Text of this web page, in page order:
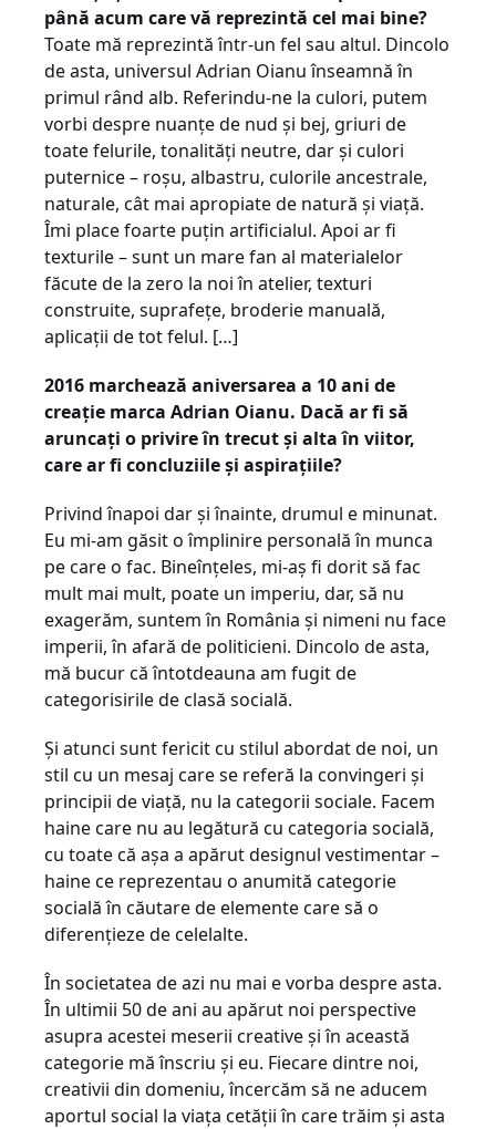
până acum care vă reprezintă cel mai bine?
Toate mă reprezintă într-un fel sau altul. Dincolo
de asta, universul Adrian Oianu înseamnă în
primul rând alb. Referindu-ne la culori, putem
vorbi despre nuanțe de nud și bej, griuri de
toate felurile, tonalități neutre, dar și culori
puternice – roșu, albastru, culorile ancestrale,
naturale, cât mai apropiate de natură și viață.
Îmi place foarte puțin artificialul. Apoi ar fi
texturile – sunt un mare fan al materialelor
făcute de la zero la noi în atelier, texturi
construite, suprafețe, broderie manuală,
aplicații de tot felul. […]
2016 marchează aniversarea a 10 ani de
creație marca Adrian Oianu. Dacă ar fi să
aruncați o privire în trecut și alta în viitor,
care ar fi concluziile și aspirațiile?
Privind înapoi dar și înainte, drumul e minunat.
Eu mi-am găsit o împlinire personală în munca
pe care o fac. Bineînțeles, mi-aș fi dorit să fac
mult mai mult, poate un imperiu, dar, să nu
exagerăm, suntem în România și nimeni nu face
imperii, în afară de politicieni. Dincolo de asta,
mă bucur că întotdeauna am fugit de
categorisirile de clasă socială.
Și atunci sunt fericit cu stilul abordat de noi, un
stil cu un mesaj care se referă la convingeri și
principii de viață, nu la categorii sociale. Facem
haine care nu au legătură cu categoria socială,
cu toate că așa a apărut designul vestimentar –
haine ce reprezentau o anumită categorie
socială în căutare de elemente care să o
diferențieze de celelalte.
În societatea de azi nu mai e vorba despre asta.
În ultimii 50 de ani au apărut noi perspective
asupra acestei meserii creative și în această
categorie mă înscriu și eu. Fiecare dintre noi,
creativii din domeniu, încercăm să ne aducem
aportul social la viața cetății în care trăim și asta